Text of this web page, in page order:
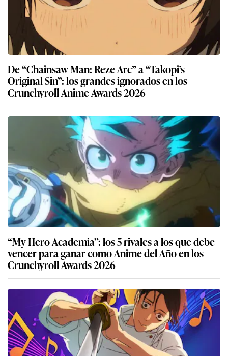
De “Chainsaw Man: Reze Arc” a “Takopi’s
Original Sin”: los grandes ignorados en los
Crunchyroll Anime Awards 2026
“My Hero Academia”: los 5 rivales a los que debe
vencer para ganar como Anime del Año en los
Crunchyroll Awards 2026